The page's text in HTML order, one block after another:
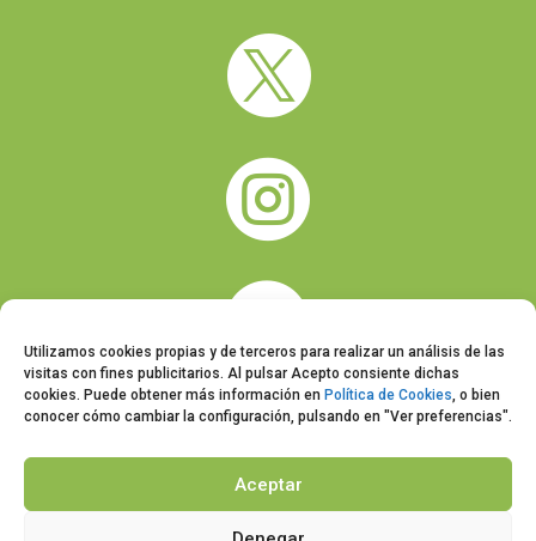
Utilizamos cookies propias y de terceros para realizar un análisis de las
visitas con fines publicitarios. Al pulsar Acepto consiente dichas
cookies. Puede obtener más información en Política de Cookies, o bien
conocer cómo cambiar la configuración, pulsando en "Ver preferencias".
Aceptar


